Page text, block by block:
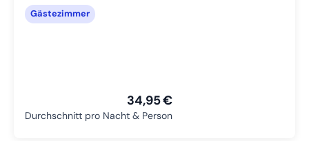
Gästezimmer
34,95 €
Durchschnitt pro Nacht & Person